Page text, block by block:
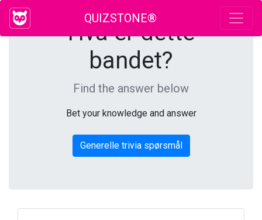
QUIZSTONE®
Hva er dette
bandet?
Find the answer below
Bet your knowledge and answer
Generelle trivia spørsmål